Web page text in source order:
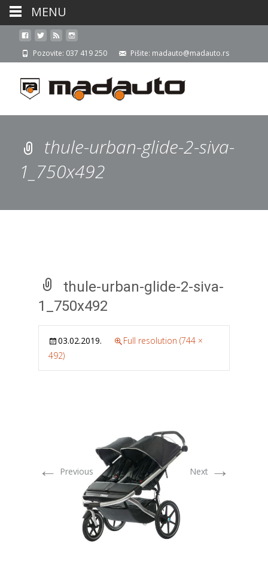
Pozovite: 037 419 250 Pišite: madauto@madauto.rs
thule-urban-glide-2-siva-
1_750x492
thule-urban-glide-2-siva-
1_750x492
03.02.2019.
Full resolution (744 ×
492)
← Previous Next →
MENU